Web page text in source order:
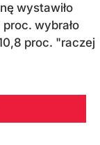
wystawiło
wybrało
proc. "raczej